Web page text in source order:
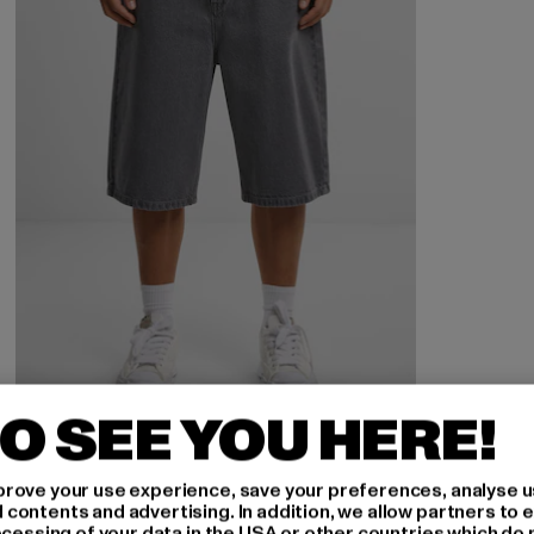
2Y STUDIOS
Junan Baggy Basic Shorts
37,99 EUR
Derzeitiger Preis: 37,99 EUR
SEE YOU HERE!
your use experience, save your preferences, analyse
and advertising. In addition, we allow partners to